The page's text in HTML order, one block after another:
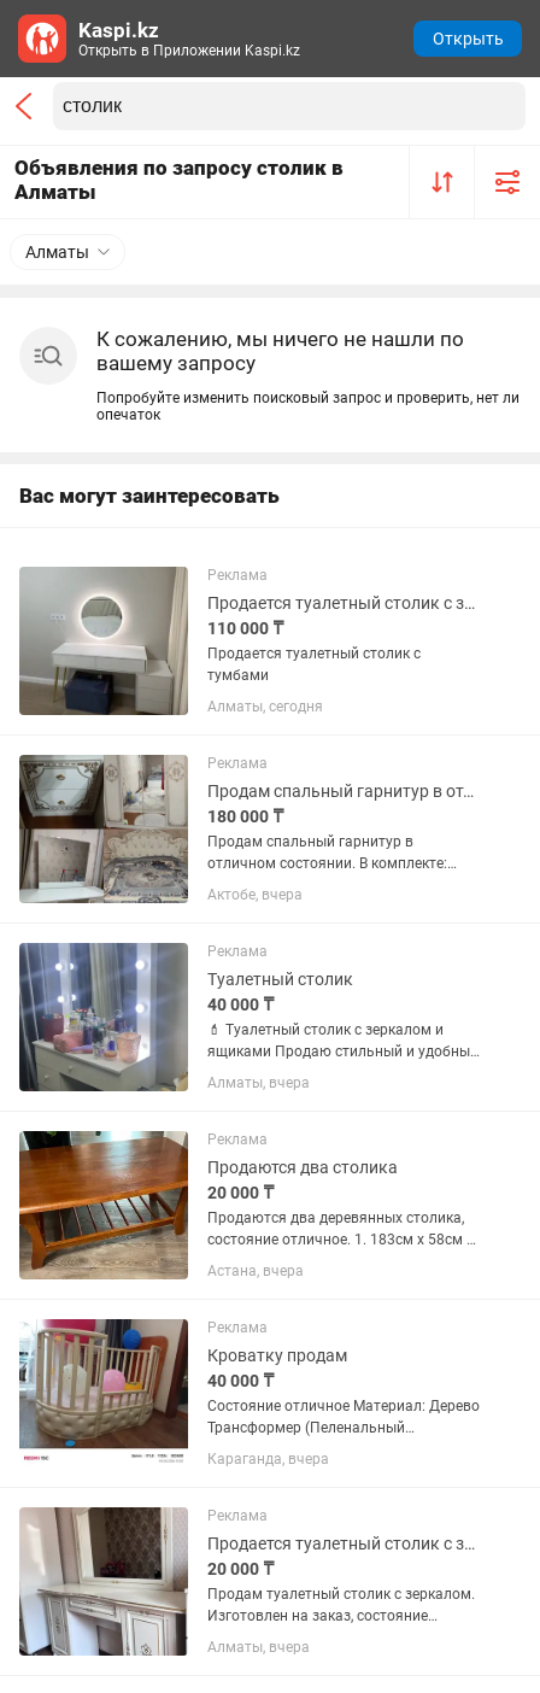
Объявления по запросу столик в
Алматы
Алматы
К сожалению, мы ничего не нашли по
вашему запросу
Попробуйте изменить поисковый запрос и проверить, нет ли
опечаток
Вас могут заинтересовать
Реклама
Продается туалетный столик с зеркалом и тумбой
110 000 ₸
Продается туалетный столик с
тумбами
Алматы, сегодня
Реклама
Продам спальный гарнитур в отличном состоянии.
180 000 ₸
Продам спальный гарнитур в
отличном состоянии. В комплекте:
двухспальная кровать, 4 дверный
шкаф, 2 тумбочки, дамский столик с
переездом.цена окончательная.
Актобе, вчера
Реклама
Туалетный столик
40 000 ₸
💄 Туалетный столик с зеркалом и
ящиками Продаю стильный и удобный
туалетный столик. В комплекте:
зеркало, вместительные ящики для
Состояние - отличное....
Алматы, вчера
Реклама
Продаются два столика
20 000 ₸
Продаются два деревянных столика,
состояние отличное. 1. 183см х 58см х
45см, цена 12.000тг 2. 57см х 45см х
45см, цена 8.000тг
Астана, вчера
Реклама
Кроватку продам
40 000 ₸
Состояние отличное Материал: Дерево
Трансформер (Пеленальный
столик,кроватка люлька,либо большая
кровать 2 матраса
Караганда, вчера
Реклама
Продается туалетный столик с зеркалом
20 000 ₸
Продам туалетный столик с зеркалом.
Изготовлен на заказ, состояние
хорошее. Размеры: 140×40 см, высота с
зеркалом — 170 см. Два боковых
Алматы, вчера
Kaspi.kz
Открыть в Приложении Kaspi.kz
Открыть